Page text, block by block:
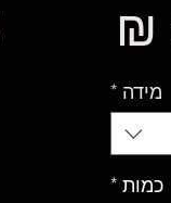
מידה *
כמות *